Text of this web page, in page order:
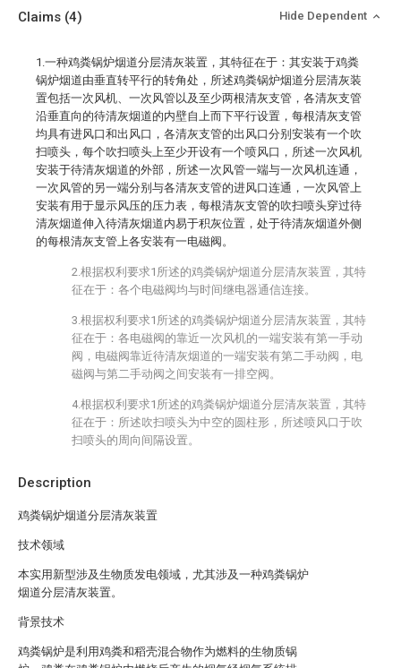
Description
鸡粪锅炉烟道分层清灰装置
技术领域
本实用新型涉及生物质发电领域，尤其涉及一种鸡粪锅炉
烟道分层清灰装置。
背景技术
鸡粪锅炉是利用鸡粪和稻壳混合物作为燃料的生物质锅
Claims (4) Hide Dependent
1.一种鸡粪锅炉烟道分层清灰装置，其特征在于：其安装于鸡粪
锅炉烟道由垂直转平行的转角处，所述鸡粪锅炉烟道分层清灰装
置包括一次风机、一次风管以及至少两根清灰支管，各清灰支管
沿垂直向的待清灰烟道的内壁自上而下平行设置，每根清灰支管
均具有进风口和出风口，各清灰支管的出风口分别安装有一个吹
扫喷头，每个吹扫喷头上至少开设有一个喷风口，所述一次风机
安装于待清灰烟道的外部，所述一次风管一端与一次风机连通，
一次风管的另一端分别与各清灰支管的进风口连通，一次风管上
安装有用于显示风压的压力表，每根清灰支管的吹扫喷头穿过待
清灰烟道伸入待清灰烟道内易于积灰位置，处于待清灰烟道外侧
的每根清灰支管上各安装有一电磁阀。
2.根据权利要求1所述的鸡粪锅炉烟道分层清灰装置，其特
征在于：各个电磁阀均与时间继电器通信连接。
3.根据权利要求1所述的鸡粪锅炉烟道分层清灰装置，其特
征在于：各电磁阀的靠近一次风机的一端安装有第一手动
阀，电磁阀靠近待清灰烟道的一端安装有第二手动阀，电
磁阀与第二手动阀之间安装有一排空阀。
4.根据权利要求1所述的鸡粪锅炉烟道分层清灰装置，其特
征在于：所述吹扫喷头为中空的圆柱形，所述喷风口于吹
扫喷头的周向间隔设置。